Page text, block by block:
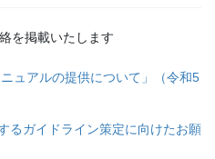
を掲載いたします
ュアルの提供について」（令和5
るガイドライン策定に向けたお願